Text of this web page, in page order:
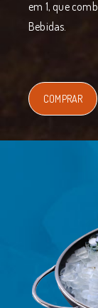
em 1, que
Bebidas.
COMPRAR